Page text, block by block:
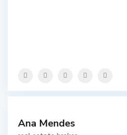
Ana Mendes